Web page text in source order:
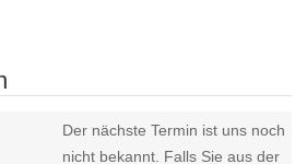
Der nächste Termin ist uns noch
nicht bekannt. Falls Sie aus der